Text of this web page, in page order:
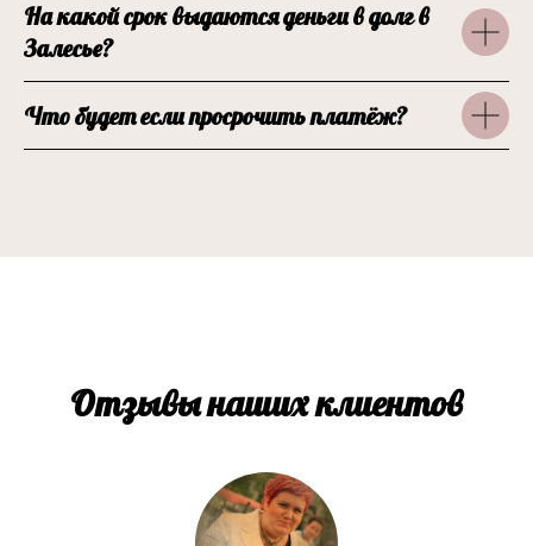
На какой срок выдаются деньги в долг в
Залесье?
Что будет если просрочить платёж?
Отзывы наших клиентов